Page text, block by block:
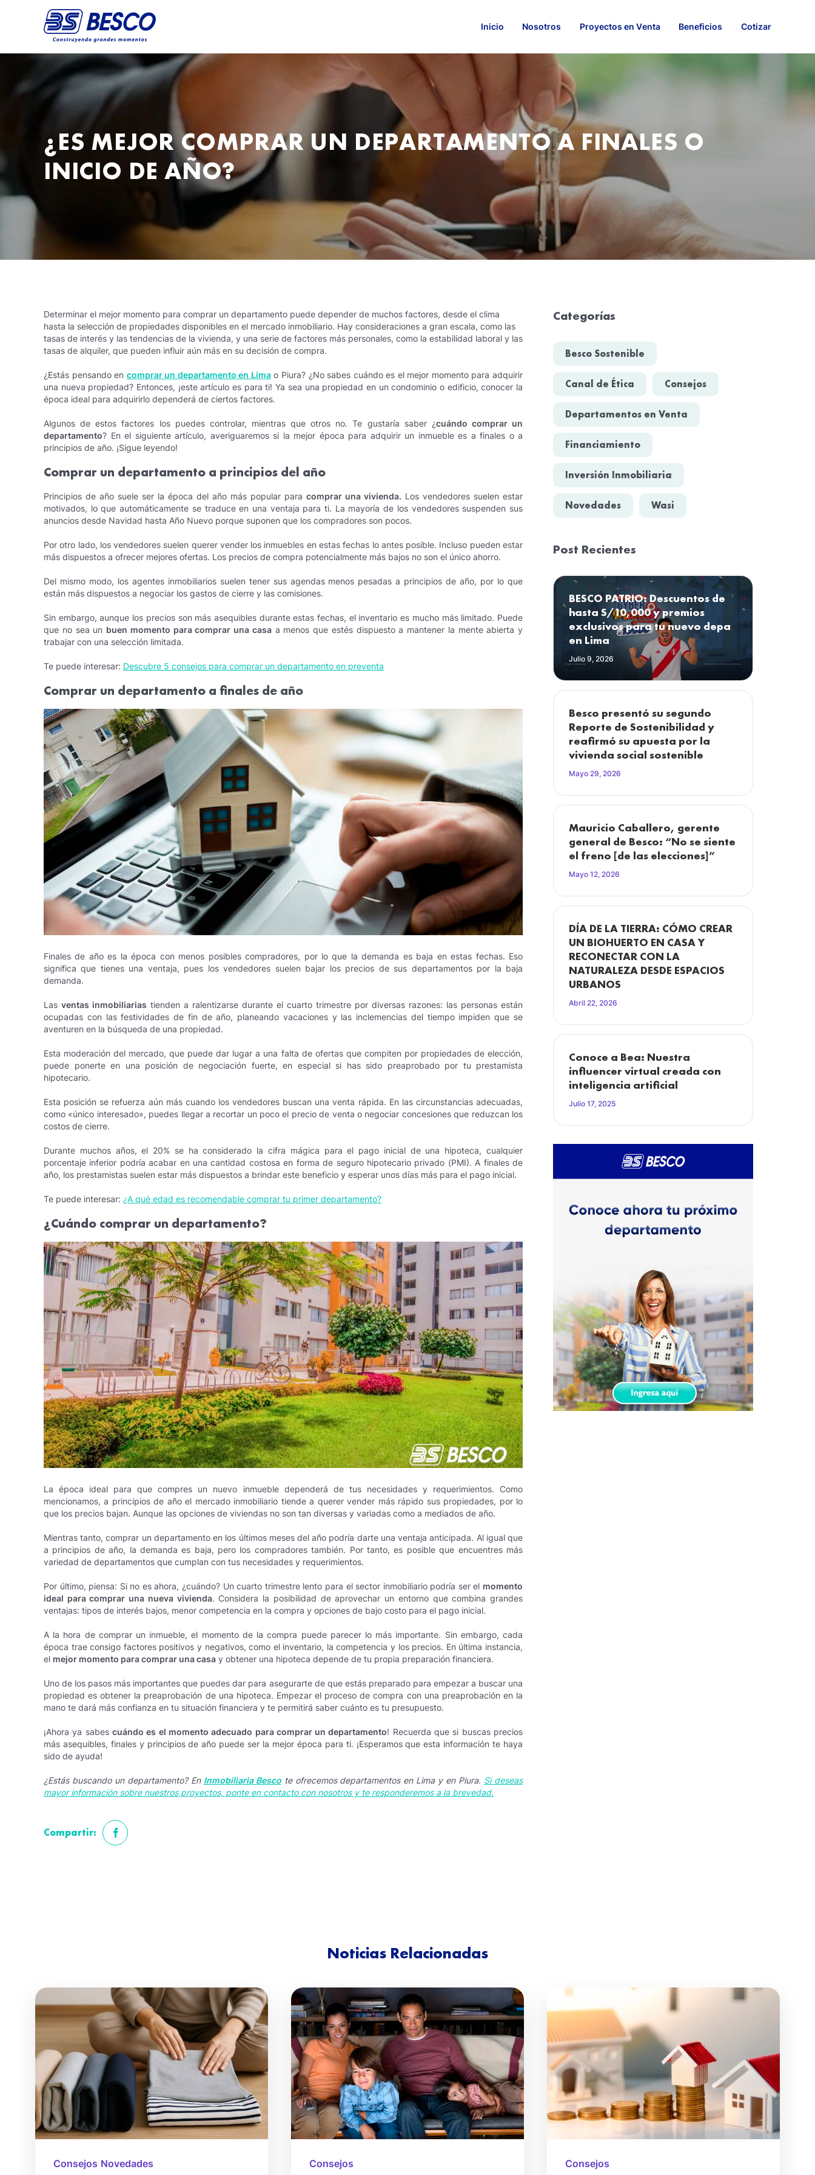
Inicio Nosotros Proyectos en Venta Beneficios Cotizar
¿ES MEJOR COMPRAR UN DEPARTAMENTO A FINALES O
INICIO DE AÑO?
Determinar el mejor momento para comprar un departamento puede depender de muchos factores, desde el clima
hasta la selección de propiedades disponibles en el mercado inmobiliario. Hay consideraciones a gran escala, como las
tasas de interés y las tendencias de la vivienda, y una serie de factores más personales, como la estabilidad laboral y las
tasas de alquiler, que pueden influir aún más en su decisión de compra.
¿Estás pensando en comprar un departamento en Limao Piura? ¿No sabes cuándo es el mejor momento para adquirir
una nueva propiedad? Entonces, ¡este artículo es para ti! Ya sea una propiedad en un condominio o edificio, conocer la
época ideal para adquirirlo dependerá de ciertos factores.
Algunos de estos factores los puedes controlar, mientras que otros no. Te gustaría saber ¿cuándo comprar un
departamento? En el siguiente artículo, averiguaremos si la mejor época para adquirir un inmueble es a finales o a
principios de año. ¡Sigue leyendo!
Comprar un departamento a principios del año
Principios de año suele ser la época del año más popular para comprar una vivienda. Los vendedores suelen estar
motivados, lo que automáticamente se traduce en una ventaja para ti. La mayoría de los vendedores suspenden sus
anuncios desde Navidad hasta Año Nuevo porque suponen que los compradores son pocos.
Por otro lado, los vendedores suelen querer vender los inmuebles en estas fechas lo antes posible. Incluso pueden estar
más dispuestos a ofrecer mejores ofertas. Los precios de compra potencialmente más bajos no son el único ahorro.
Del mismo modo, los agentes inmobiliarios suelen tener sus agendas menos pesadas a principios de año, por lo que
están más dispuestos a negociar los gastos de cierre y las comisiones.
Sin embargo, aunque los precios son más asequibles durante estas fechas, el inventario es mucho más limitado. Puede
que no sea un buen momento para comprar una casaa menos que estés dispuesto a mantener la mente abierta y
trabajar con una selección limitada.
Te puede interesar: Descubre 5 consejos para comprar un departamento en preventa
Comprar un departamento a finales de año
Finales de año es la época con menos posibles compradores, por lo que la demanda es baja en estas fechas. Eso
significa que tienes una ventaja, pues los vendedores suelen bajar los precios de sus departamentos por la baja
demanda.
Las ventas inmobiliarias tienden a ralentizarse durante el cuarto trimestre por diversas razones: las personas están
ocupadas con las festividades de fin de año, planeando vacaciones y las inclemencias del tiempo impiden que se
aventuren en la búsqueda de una propiedad.
Esta moderación del mercado, que puede dar lugar a una falta de ofertas que compiten por propiedades de elección,
puede ponerte en una posición de negociación fuerte, en especial si has sido preaprobado por tu prestamista
hipotecario.
Esta posición se refuerza aún más cuando los vendedores buscan una venta rápida. En las circunstancias adecuadas,
como «único interesado», puedes llegar a recortar un poco el precio de venta o negociar concesiones que reduzcan los
costos de cierre.
Durante muchos años, el 20% se ha considerado la cifra mágica para el pago inicial de una hipoteca, cualquier
porcentaje inferior podría acabar en una cantidad costosa en forma de seguro hipotecario privado (PMI). A finales de
año, los prestamistas suelen estar más dispuestos a brindar este beneficio y esperar unos días más para el pago inicial.
Te puede interesar: ¿A qué edad es recomendable comprar tu primer departamento?
¿Cuándo comprar un departamento?
La época ideal para que compres un nuevo inmueble dependerá de tus necesidades y requerimientos. Como
mencionamos, a principios de año el mercado inmobiliario tiende a querer vender más rápido sus propiedades, por lo
que los precios bajan. Aunque las opciones de viviendas no son tan diversas y variadas como a mediados de año.
Mientras tanto, comprar un departamento en los últimos meses del año podría darte una ventaja anticipada. Al igual que
a principios de año, la demanda es baja, pero los compradores también. Por tanto, es posible que encuentres más
variedad de departamentos que cumplan con tus necesidades y requerimientos.
Por último, piensa: Si no es ahora, ¿cuándo? Un cuarto trimestre lento para el sector inmobiliario podría ser el momento
ideal para comprar una nueva vivienda. Considera la posibilidad de aprovechar un entorno que combina grandes
ventajas: tipos de interés bajos, menor competencia en la compra y opciones de bajo costo para el pago inicial.
A la hora de comprar un inmueble, el momento de la compra puede parecer lo más importante. Sin embargo, cada
época trae consigo factores positivos y negativos, como el inventario, la competencia y los precios. En última instancia,
el mejor momento para comprar una casa y obtener una hipoteca depende de tu propia preparación financiera.
Uno de los pasos más importantes que puedes dar para asegurarte de que estás preparado para empezar a buscar una
propiedad es obtener la preaprobación de una hipoteca. Empezar el proceso de compra con una preaprobación en la
mano te dará más confianza en tu situación financiera y te permitirá saber cuánto es tu presupuesto.
¡Ahora ya sabes cuándo es el momento adecuado para comprar un departamento! Recuerda que si buscas precios
más asequibles, finales y principios de año puede ser la mejor época para ti. ¡Esperamos que esta información te haya
sido de ayuda!
¿Estás buscando un departamento? En Inmobiliaria Bescote ofrecemos departamentos en Lima y en Piura. Si deseas
mayor información sobre nuestros proyectos, ponte en contacto con nosotros y te responderemos a la brevedad.
Compartir:
Categorías
Besco Sostenible
Canal de Ética Consejos
Departamentos en Venta
Financiamiento
Inversión Inmobiliaria
Novedades Wasi
Post Recientes
BESCO PATRIO: Descuentos de
hasta S/10,000 y premios
exclusivos para tu nuevo depa
en Lima
Julio 9, 2026
Besco presentó su segundo
Reporte de Sostenibilidad y
reafirmó su apuesta por la
vivienda social sostenible
Mayo 29, 2026
Mauricio Caballero, gerente
general de Besco: “No se siente
el freno [de las elecciones]”
Mayo 12, 2026
DÍA DE LA TIERRA: CÓMO CREAR
UN BIOHUERTO EN CASA Y
RECONECTAR CON LA
NATURALEZA DESDE ESPACIOS
URBANOS
Abril 22, 2026
Conoce a Bea: Nuestra
influencer virtual creada con
inteligencia artificial
Julio 17, 2025
Noticias Relacionadas
Consejos Novedades Consejos Consejos